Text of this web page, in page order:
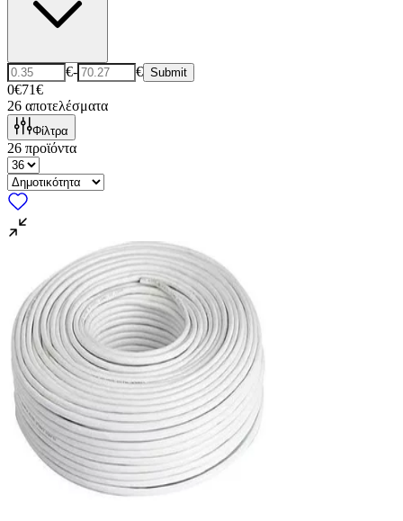
€- € Submit
0€71€
26 αποτελέσματα
Φίλτρα
26 προϊόντα